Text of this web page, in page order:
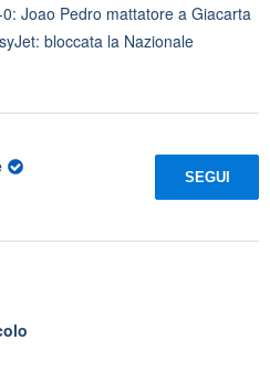
Joao Pedro mattatore a Giacarta
bloccata la Nazionale
SEGUI